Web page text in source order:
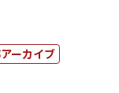
ーカイブ